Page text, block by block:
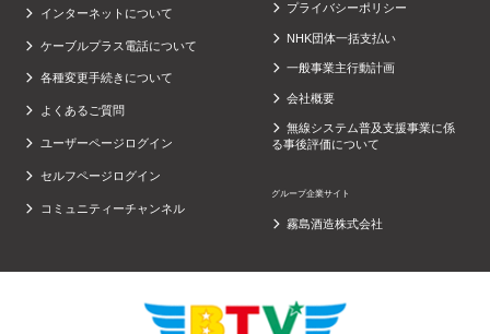
インターネットについて
ケーブルプラス電話について
各種変更手続きについて
よくあるご質問
ユーザーページログイン
セルフページログイン
コミュニティーチャンネル
プライバシーポリシー
NHK団体一括支払い
一般事業主行動計画
会社概要
無線システム普及支援事業に係
る事後評価について
グループ企業サイト
霧島酒造株式会社